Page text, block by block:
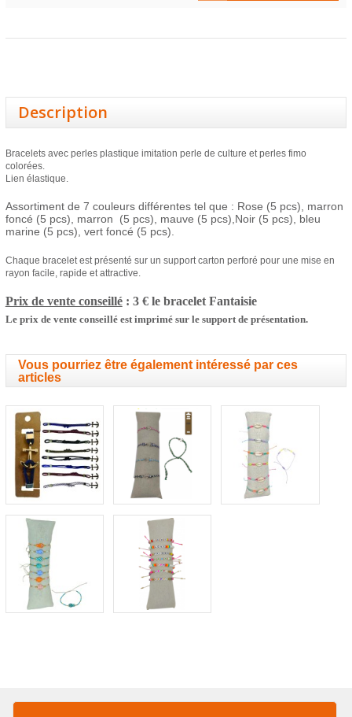
Description
Bracelets avec perles plastique imitation perle de culture et perles fimo
colorées.
Lien élastique.
Assortiment de 7 couleurs différentes tel que : Rose (5 pcs), marron
foncé (5 pcs) marron (5 pcs) mauve (5 pcs),Noir(5 pcs), bleu
marine (5 pcs), vert foncé (5 pcs).
Chaque bracelet est présenté sur un support carton perforé pour une mise en
rayon facile, rapide et attractive.
Prix de vente conseillé: 3 € le bracelet Fantaisie
Le prix de vente conseillé est imprimé sur le support de présentation.
Vous pourriez être également intéressé par ces
articles